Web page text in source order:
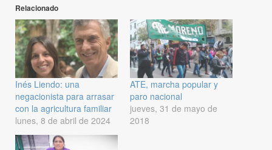
Relacionado
Inés Liendo: una
negacionista para arrasar
con la agricultura familiar
lunes, 8 de abril de 2024
ATE, marcha popular y
paro nacional
jueves, 31 de mayo de
2018